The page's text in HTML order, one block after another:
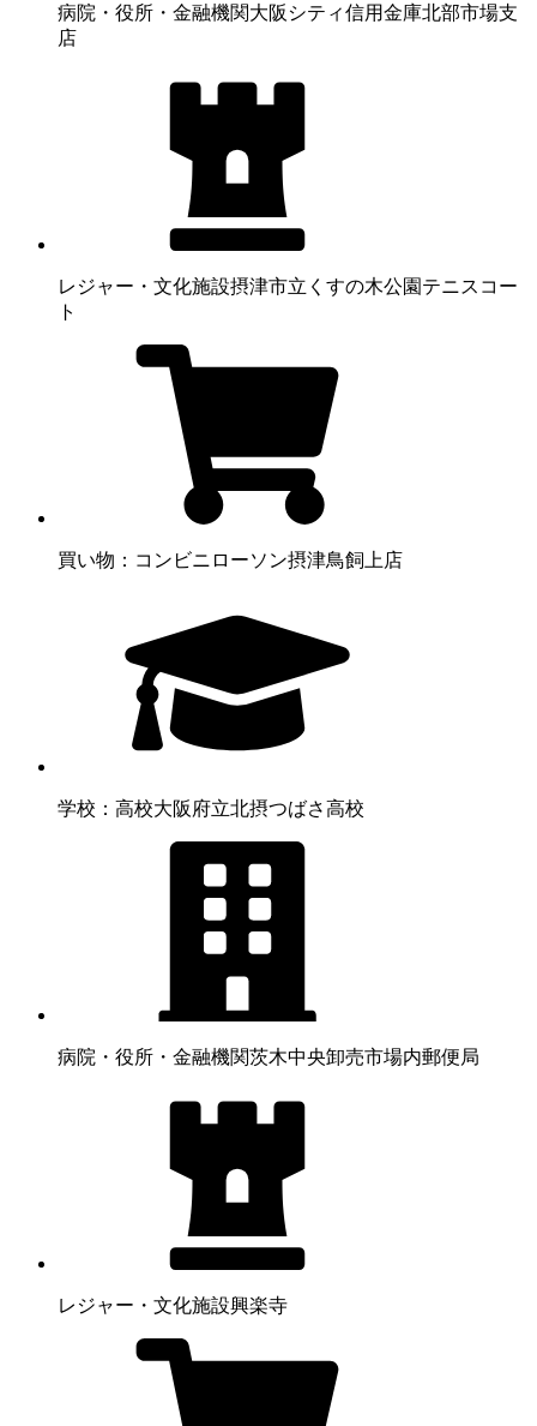
病院・役所・金融機関大阪シティ信用金庫北部市場支
店
レジャー・文化施設摂津市立くすの木公園テニスコー
ト
買い物：コンビニ ローソン摂津鳥飼上店
学校：高校大阪府立北摂つばさ高校
病院・役所・金融機関茨木中央卸売市場内郵便局
レジャー・文化施設興楽寺